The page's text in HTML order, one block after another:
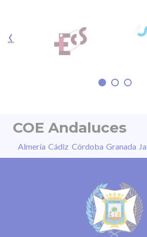
tienen más probabilidades de
daños y riesgos que son
actualidad, se han logrado
generalizado de la lista de
‹
COE Andaluces
Almería Cádiz Córdoba Granada